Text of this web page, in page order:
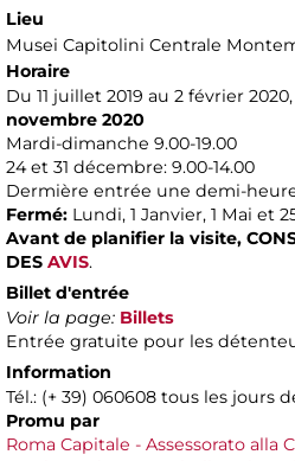
Lieu
Musei Capitolini Centrale
Horaire
Du 11 juillet 2019 au 2 février 2020,
novembre 2020​
Mardi-dimanche 9.00-19.00
24 et 31 décembre: 9.00-14.00
Dermière entrée une demi-
Fermé: Lundi, 1 Janvier, 1 Mai et
Avant de planifier la visite,
DES AVIS.
Billet d'entrée
Voir la page: Billets
Entrée gratuite pour les
Information
Tél.: (+ 39) 060608 tous les jours
Promu par
Roma Capitale - Assessorato alla